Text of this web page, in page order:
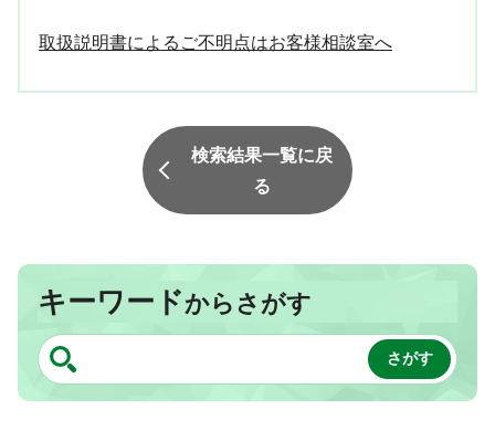
取扱説明書によるご不明点はお客様相談室へ
検索結果一覧に戻
る
キーワードからさがす